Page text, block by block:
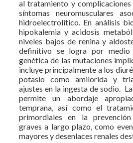
al tratamiento y complicaciones
síntomas neuromusculares
hidroelectrolítico. En análisis
hipokalemia y acidosis
niveles bajos de renina y
definitivo se logra por
genética de las mutaciones
incluye principalmente a los
potasio como amilorida y
ajustes en la ingesta de sodio.
permite un abordaje
temprana, así como el
primordiales en la
graves a largo plazo, como
mayores y desenlaces renales